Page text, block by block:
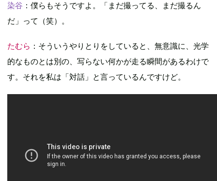
染谷 ：僕らもそうですよ。「まだ撮ってる、まだ撮るん
だ」って（笑）。
たむら ：そういうやりとりをしていると、無意識に、光学
的なものとは別の、写らない何かが走る瞬間があるわけで
す。それを私は「対話」と言っているんですけど。